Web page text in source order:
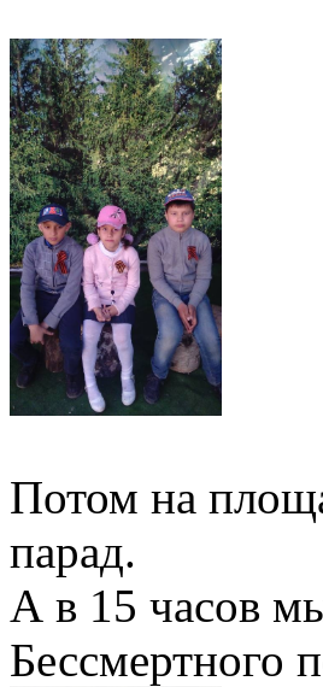
Потом на
парад.
А в 15 часов
Бессмертного